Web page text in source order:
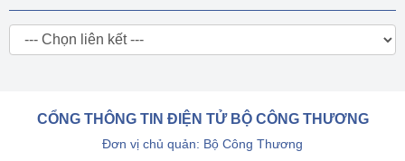
CỔNG THÔNG TIN ĐIỆN TỬ BỘ CÔNG THƯƠNG
Đơn vị chủ quản: Bộ Công Thương